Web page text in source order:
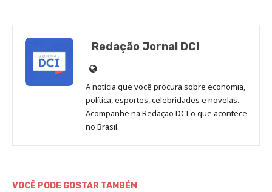
Redação Jornal DCI
Site
de
Redação
Jornal
DCI
A notícia que você procura sobre economia,
política, esportes, celebridades e novelas.
Acompanhe na Redação DCI o que acontece
no Brasil.
VOCÊ PODE GOSTAR TAMBÉM